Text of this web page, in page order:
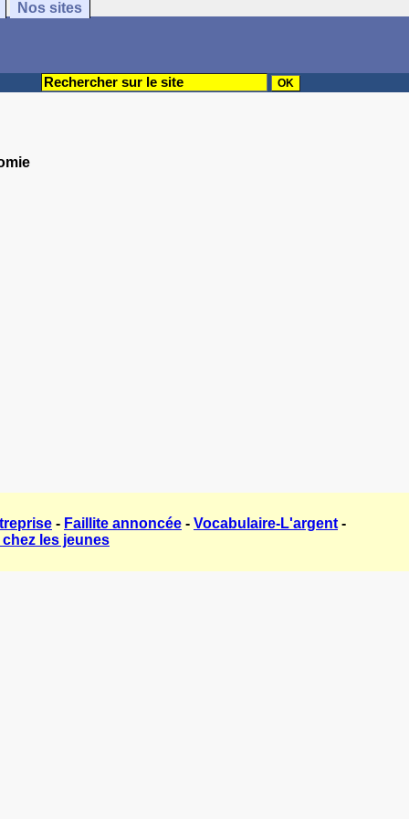
Nos sites
- Faillite annoncée - Vocabulaire-L'argent -
les jeunes